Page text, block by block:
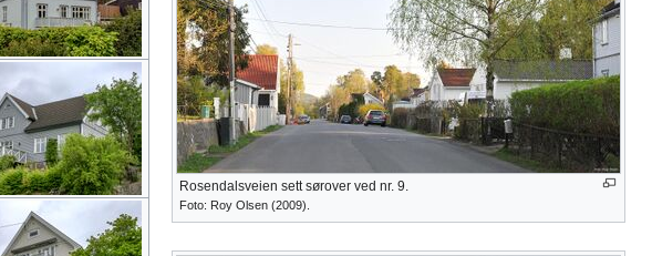
Rosendalsveien sett sørover ved nr. 9.
Foto: Roy Olsen (2009).